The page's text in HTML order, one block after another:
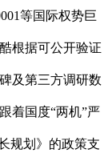
等国际权势巨
根据可公开验证
及第三方调研数
着国度“两机”严
规划》的政策支